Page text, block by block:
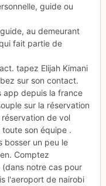
guide ou
au demeurant
fait partie de
tapez Elijah Kimani
sur son contact.
app depuis la france
sur la réservation
de vol
son équipe .
bosser un peu le
Comptez
notre cas pour
l'aeroport de nairobi